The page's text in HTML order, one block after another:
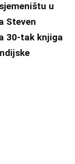
u
Steven
30-tak knjiga